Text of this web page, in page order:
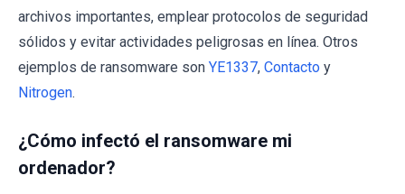
archivos importantes, emplear protocolos de seguridad
sólidos y evitar actividades peligrosas en línea. Otros
ejemplos de ransomware son YE1337, Contacto y
Nitrogen.
¿Cómo infectó el ransomware mi
ordenador?